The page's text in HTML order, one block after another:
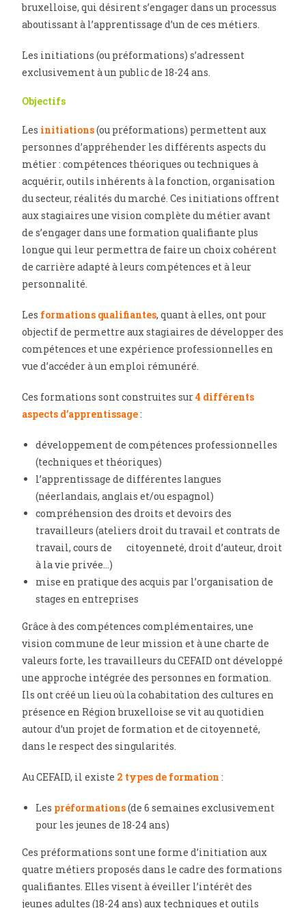
bruxelloise, qui désirent s’engager dans un processus
aboutissant à l’apprentissage d’un de ces métiers.
Les initiations (ou préformations) s’adressent
exclusivement à un public de 18-24 ans.
Objectifs
Les initiations(ou préformations) permettent aux
personnes d’appréhender les différents aspects du
métier : compétences théoriques ou techniques à
acquérir, outils inhérents à la fonction, organisation
du secteur, réalités du marché. Ces initiations offrent
aux stagiaires une vision complète du métier avant
de s’engager dans une formation qualifiante plus
longue qui leur permettra de faire un choix cohérent
de carrière adapté à leurs compétences et à leur
personnalité.
Les formations qualifiantes, quant à elles, ont pour
objectif de permettre aux stagiaires de développer des
compétences et une expérience professionnelles en
vue d’accéder à un emploi rémunéré.
Ces formations sont construites sur4 différents
aspects d’apprentissage:
développement de compétences professionnelles
(techniques et théoriques)
l’apprentissage de différentes langues
(néerlandais, anglais et/ou espagnol)
compréhension des droits et devoirs des
travailleurs (ateliers droit du travail et contrats de
travail, cours de citoyenneté, droit d’auteur, droit
à la vie privée…)
mise en pratique des acquis par l’organisation de
stages en entreprises
Grâce à des compétences complémentaires, une
vision commune de leur mission et à une charte de
valeurs forte, les travailleurs du CEFAID ont développé
une approche intégrée des personnes en formation.
Ils ont créé un lieu où la cohabitation des cultures en
présence en Région bruxelloise se vit au quotidien
autour d’un projet de formation et de citoyenneté,
dans le respect des singularités.
Au CEFAID, il existe 2 types de formation :
Les préformations(de 6 semaines exclusivement
pour les jeunes de 18-24 ans)
Ces préformations sont une forme d’initiation aux
quatre métiers proposés dans le cadre des formations
qualifiantes. Elles visent à éveiller l’intérêt des
jeunes adultes (18-24 ans) aux techniques et outils